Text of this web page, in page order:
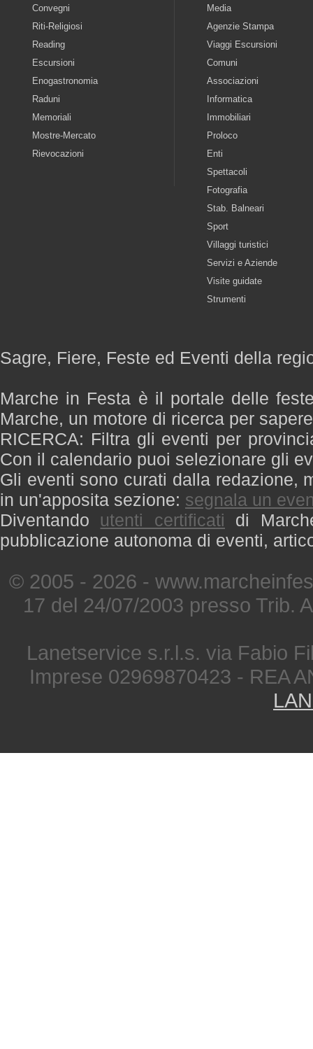
Convegni
Riti-Religiosi
Reading
Escursioni
Enogastronomia
Raduni
Memoriali
Mostre-Mercato
Rievocazioni
Media
Agenzie Stampa
Viaggi Escursioni
Comuni
Associazioni
Informatica
Immobiliari
Proloco
Enti
Spettacoli
Fotografia
Stab. Balneari
Sport
Villaggi turistici
Servizi e Aziende
Visite guidate
Strumenti
Sagre, Fiere, Feste ed Eventi della
Marche in Festa è il portale delle
Marche, un motore di ricerca per
RICERCA: Filtra gli eventi per
Con il calendario puoi selezionare gli
Gli eventi sono curati dalla redazione,
in un'apposita sezione: segnala un
Diventando utenti certificati di
pubblicazione autonoma di eventi,
© 2005 - 2026 -
17 del 24/07/2003 presso Trib.
Lanetservice s.r.l.s. via Fabio
Imprese 02969870423 - REA